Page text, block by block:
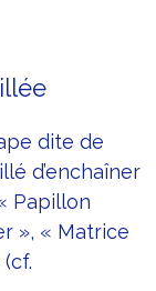
dite de
d’enchaîner
Papillon
», « Matrice